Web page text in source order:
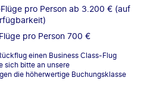
pro Person ab 3.200 € (auf
pro Person 700 €
einen Business Class-Flug
sich bitte an unsere
die höherwertige Buchungsklasse